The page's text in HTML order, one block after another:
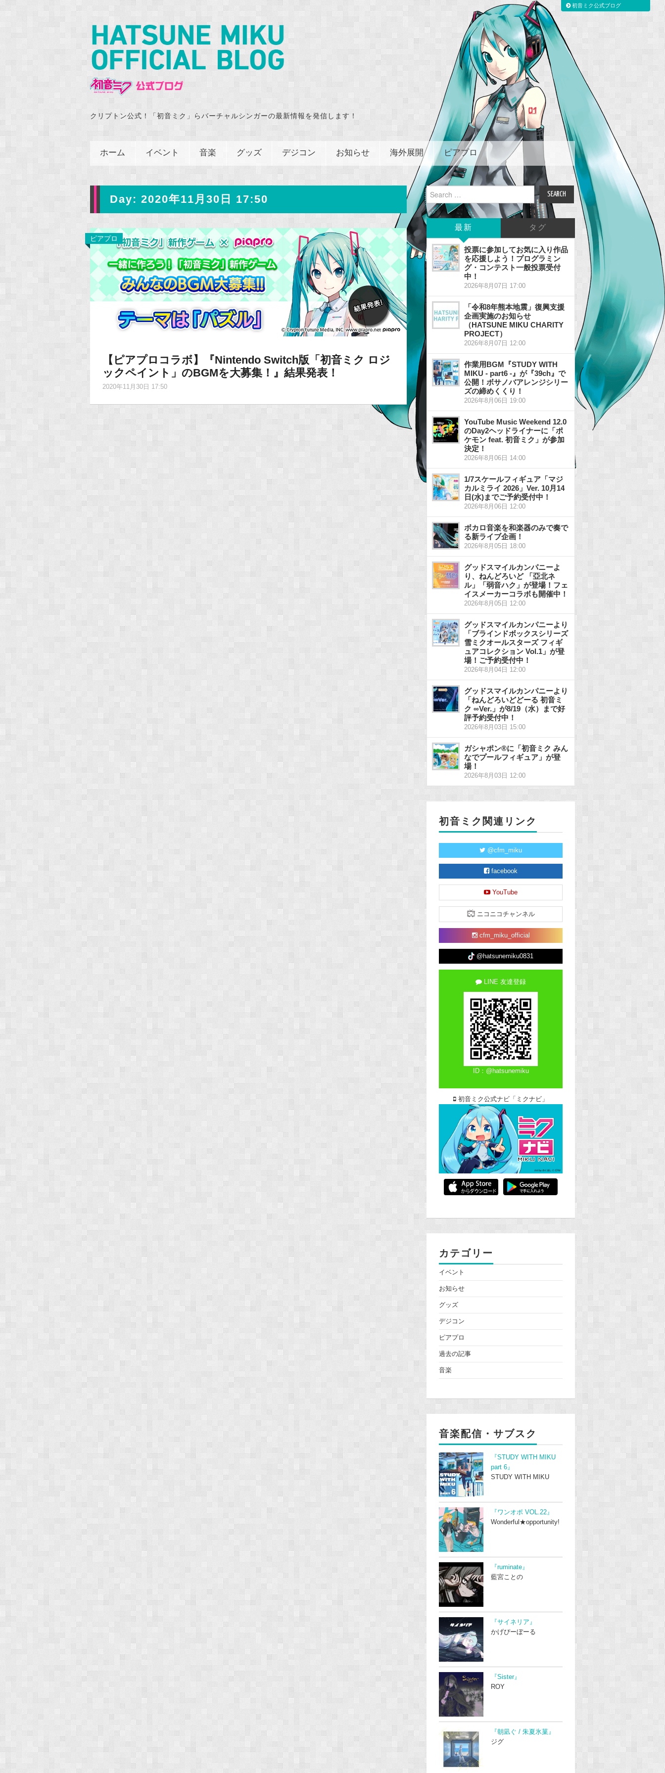
クリプトン公式！「初音ミク」らバーチャルシンガーの最新情報を発信します！
ホーム イベント 音楽 グッズ デジコン お知らせ 海外展開 ピアプロ
Day: 2020年11月30日 17:50
ピアプロ
【ピアプロコラボ】『Nintendo Switch版「初音ミク ロジ
ックペイント」のBGMを大募集！』結果発表！
2020年11月30日 17:50
Search
for:
最新 タグ
投票に参加してお気に入り作品
を応援しよう！プログラミン
グ・コンテスト一般投票受付
中！
2026年8月07日 17:00
「令和8年熊本地震」復興支援
企画実施のお知らせ
（HATSUNE MIKU CHARITY
PROJECT）
2026年8月07日 12:00
作業用BGM『STUDY WITH
MIKU - part6 -』が『39ch』で
公開！ボサノバアレンジシリー
ズの締めくくり！
2026年8月06日 19:00
YouTube Music Weekend 12.0
のDay2ヘッドライナーに「ポ
ケモン feat. 初音ミク」が参加
決定！
2026年8月06日 14:00
1/7スケールフィギュア「マジ
カルミライ 2026」Ver. 10月14
日(水)までご予約受付中！
2026年8月06日 12:00
ボカロ音楽を和楽器のみで奏で
る新ライブ企画！
2026年8月05日 18:00
グッドスマイルカンパニーよ
り、ねんどろいど 「亞北ネ
ル」「弱音ハク」が登場！フェ
イスメーカーコラボも開催中！
2026年8月05日 12:00
グッドスマイルカンパニーより
「ブラインドボックスシリーズ
雪ミクオールスターズ フィギ
ュアコレクション Vol.1」が登
場！ご予約受付中！
2026年8月04日 12:00
グッドスマイルカンパニーより
「ねんどろいどどーる 初音ミ
ク ∞Ver.」が8/19（水）まで好
評予約受付中！
2026年8月03日 15:00
ガシャポン®に「初音ミク みん
なでプールフィギュア」が登
場！
2026年8月03日 12:00
初音ミク関連リンク
@cfm_miku
facebook
YouTube
ニコニコチャンネル
cfm_miku_official
@hatsunemiku0831
LINE 友達登録
ID：@hatsunemiku
初音ミク公式ナビ「ミクナビ」
カテゴリー
イベント
お知らせ
グッズ
デジコン
ピアプロ
過去の記事
音楽
音楽配信・サブスク
『STUDY WITH MIKU
part 6』
STUDY WITH MIKU
『ワンオポ VOL.22』
Wonderful★opportunity!
『ruminate』
藍宮ことの
『サイネリア』
かげぴーぼーる
『Sister』
ROY
『朝凪ぐ / 朱夏氷菓』
ジグ
初音ミク公式ブログ